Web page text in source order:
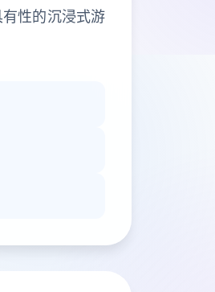
性的沉浸式游